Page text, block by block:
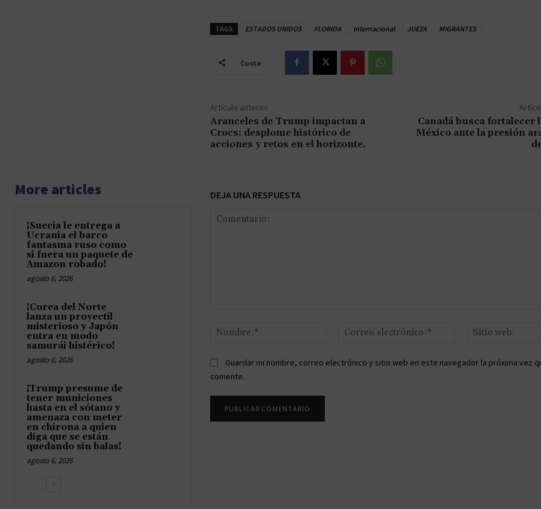
TAGS ESTADOS UNIDOS FLORIDA Internacional JUEZA MIGRANTES
Cuota
Artículo anterior
Aranceles de Trump impactan a
Crocs: desplome histórico de
acciones y retos en el horizonte.
Canadá busca fortalecer
México ante la presión
More articles
¡Suecia le entrega a
Ucrania el barco
fantasma ruso como
si fuera un paquete de
Amazon robado!
agosto 6, 2026
¡Corea del Norte
lanza un proyectil
misterioso y Japón
entra en modo
samurái histérico!
agosto 6, 2026
¡Trump presume de
tener municiones
hasta en el sótano y
amenaza con meter
en chirona a quien
diga que se están
quedando sin balas!
agosto 6, 2026
DEJA UNA RESPUESTA
Nombre:*
Correo
Guardar mi nombre, correo electrónico y sitio web en este navegador la próxima vez
comente.